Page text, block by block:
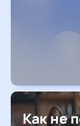
Как не